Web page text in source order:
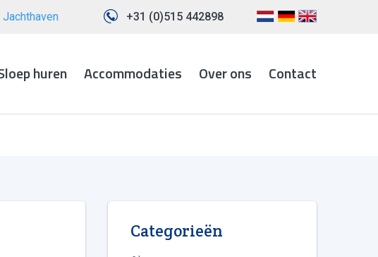
+31 (0)515 442898
Jachthaven
huren Accommodaties Over ons Contact
Categorieën